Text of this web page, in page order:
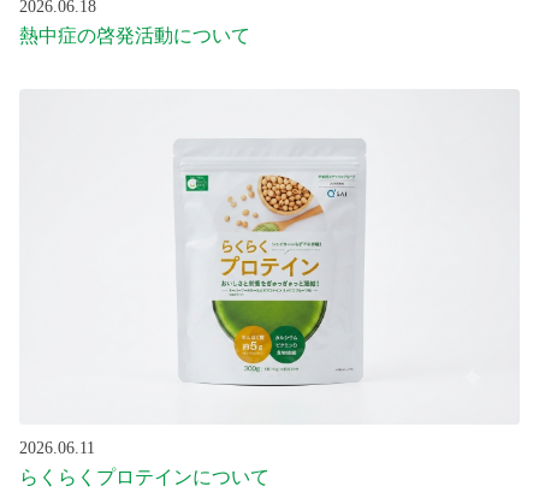
2026.06.18
熱中症の啓発活動について
2026.06.11
らくらくプロテインについて